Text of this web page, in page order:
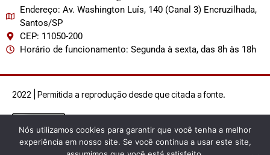
Endereço: Av. Washington Luís, 140 (Canal 3) Encruzilhada,
Santos/SP
CEP: 11050-200
Horário de funcionamento: Segunda à sexta, das 8h às 18h
2022 | Permitida a reprodução desde que citada a fonte.
Nós utilizamos cookies para garantir que você tenha a melhor
experiência em nosso site. Se você continua a usar este site,